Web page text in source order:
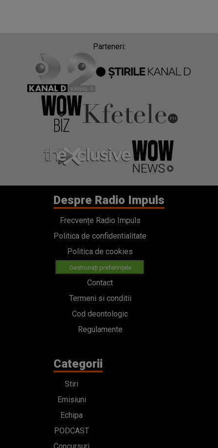
Parteneri:
Despre Radio Impuls
Frecvențe Radio Impuls
Politica de confidentialitate
Politica de cookies
Gestionați preferințele
Contact
Termeni si conditii
Cod deontologic
Regulamente
Categorii
Stiri
Emisiuni
Echipa
PODCAST
Concursuri